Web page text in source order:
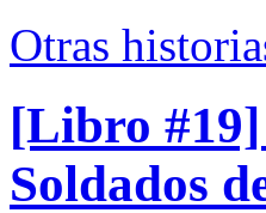
Otras
[Libro
Soldados